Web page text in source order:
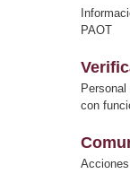
PAOT
con